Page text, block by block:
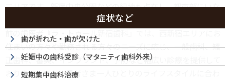
エリアです。新宿中央公園などの緑地も点在し、都市部にいな
がら自然を感じることができる環境が魅力です。西新宿・都庁
前の歯医者『ラ・トゥール新宿歯科』では、西新宿エリアにお
住まいの方々や勤務される方々のニーズに応じ、一般歯科、矯
正歯科、審美、インプラント、予防など幅広い診療を提供して
おります。また、患者さま一人ひとりのライフスタイルに合わ
症状など
歯が折れた・歯が欠けた
妊娠中の歯科受診（マタニティ歯科外来）
短期集中歯科治療